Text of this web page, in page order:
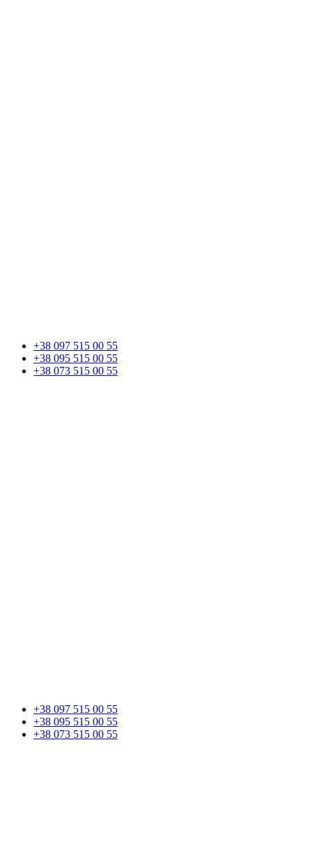
+38 097 515 00 55
+38 095 515 00 55
+38 073 515 00 55
+38 097 515 00 55
+38 095 515 00 55
+38 073 515 00 55